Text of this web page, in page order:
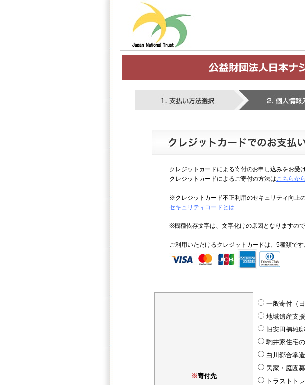
クレジットカードによる寄付のお申し込みをお受
クレジットカードによるご寄付の方法は こちらから
※クレジットカード不正利用のセキュリティ向上
セキュリティコードとは
※機種依存文字は、文字化けの原因となりますので
ご利用いただけるクレジットカードは、5種類です
※寄付先
一般寄付（
地域遺産支援
旧安田楠雄
駒井家住宅
白川郷合掌
民家・庭園
トラストト